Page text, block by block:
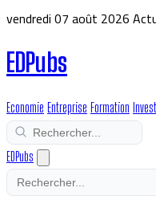
vendredi 07 août 2026
EDPubs
Economie Entreprise Formation
EDPubs